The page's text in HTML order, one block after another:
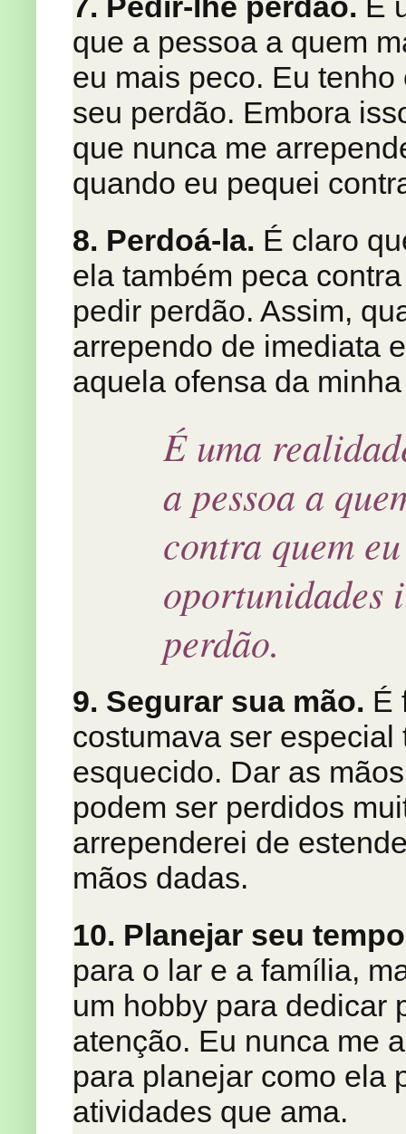
que a pessoa a quem
eu mais peco. Eu
seu perdão. Embora
que nunca me
quando eu pequei
8. Perdoá-la. É claro
ela também peca
pedir perdão. Assim,
arrependo de imediata
aquela ofensa da
É uma
a pessoa a
contra quem
oportunidades
perdão.
9. Segurar sua mão. É
costumava ser
esquecido. Dar as
podem ser perdidos
arrependerei de
mãos dadas.
10. Planejar seu
para o lar e a família,
um hobby para dedicar
atenção. Eu nunca me
para planejar como ela
atividades que ama.